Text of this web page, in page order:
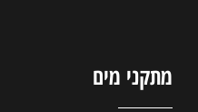
מתקני מים